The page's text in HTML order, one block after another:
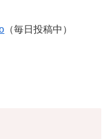
（毎日投稿中）